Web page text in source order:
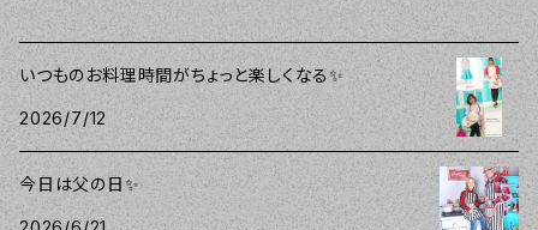
いつものお料理時間がちょっと楽しくなる✨
2026/7/12
今日は父の日✨